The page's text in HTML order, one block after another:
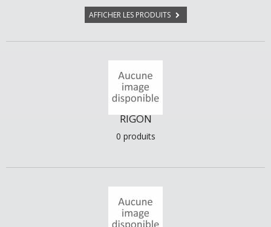
AFFICHER LES PRODUITS
RIGON
0 produits